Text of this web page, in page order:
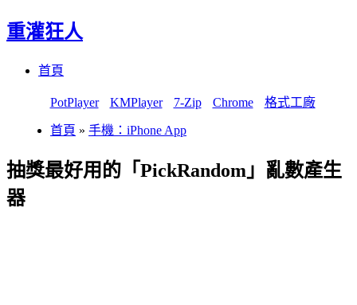
重灌狂人
首頁
PotPlayer KMPlayer 7-Zip Chrome 格式工廠
首頁 » 手機：iPhone App
抽獎最好用的「PickRandom」亂數產生
器